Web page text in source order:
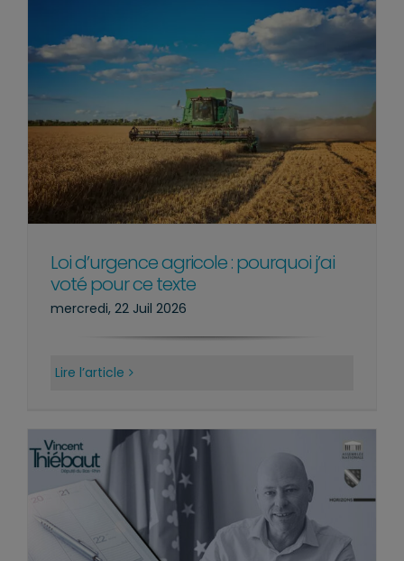
Loi d’urgence agricole : pourquoi j’ai
voté pour ce texte
mercredi, 22 Juil 2026
Lire l’article